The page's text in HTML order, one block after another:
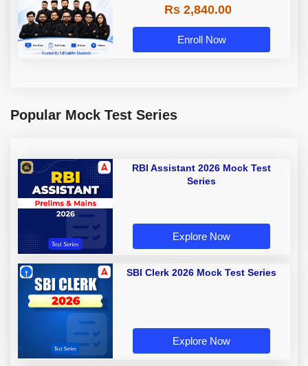
Rs 2,840.00
Enroll Now
Popular Mock Test Series
RBI Assistant 2026 Mock Test
Series
Explore Now
SBI Clerk 2026 Mock Test Series
Explore Now